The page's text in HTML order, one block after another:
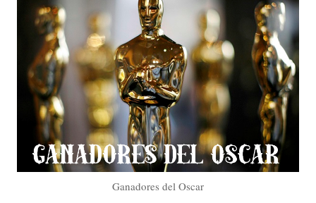
Ganadores del Oscar